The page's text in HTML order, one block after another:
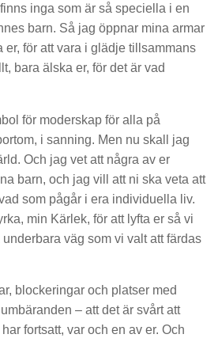
inga som är så speciella i en
barn. Så jag öppnar mina armar
er, för att vara i glädje tillsammans
bara älska er, för det är vad
för moderskap för alla på
i sanning. Men nu skall jag
Och jag vet att några av er
barn, och jag vill att ni ska veta att
som pågår i era individuella liv.
min Kärlek, för att lyfta er så vi
väg som vi valt att färdas
blockeringar och platser med
– att det är svårt att
fortsatt, var och en av er. Och